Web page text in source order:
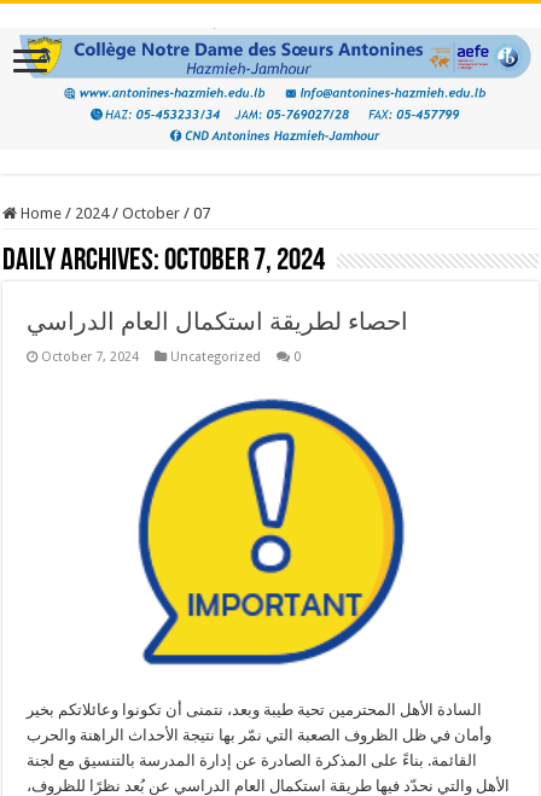
Home / 2024 / October / 07
Daily Archives:October 7, 2024
احصاء لطريقة استكمال العام الدراسي
October 7, 2024 Uncategorized 0
السادة الأهل المحترمين تحية طيبة وبعد، نتمنى أن تكونوا وعائلاتكم بخير
وأمان في ظل الظروف الصعبة التي نمّر بها نتيجة الأحداث الراهنة والحرب
القائمة. بناءً على المذكرة الصادرة عن إدارة المدرسة بالتنسيق مع لجنة
الأهل والتي نحدّد فيها طريقة استكمال العام الدراسي عن بُعد نظرًا للظروف،